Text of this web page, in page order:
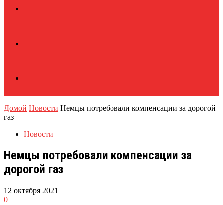
Домой Новости Немцы потребовали компенсации за дорогой
газ
Новости
Немцы потребовали компенсации за
дорогой газ
12 октября 2021
0